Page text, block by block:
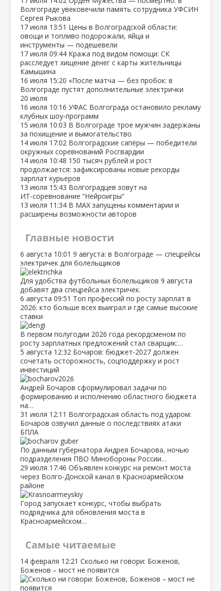
Волгограде увековечили память сотрудника УФСИН
Сергея Рыкова
17 июля 13:51 Цены в Волгоградской области:
овощи и топливо подорожали, яйца и
инструменты — подешевели
17 июля 09:44 Кража под видом помощи: СК
расследует хищение денег с карты жительницы
Камышина
16 июля 15:20 «После матча — без пробок: в
Волгограде пустят дополнительные электрички
20 июля
16 июля 10:16 УФАС Волгограда остановило рекламу
клубных шоу‑программ
15 июля 10:03 В Волгограде трое мужчин задержаны
за похищение и вымогательство
14 июля 17:02 Волгоградские сапёры — победители
окружных соревнований Росгвардии
14 июля 10:48 150 тысяч рублей и рост
продолжается: зафиксированы новые рекорды
зарплат курьеров
13 июля 15:43 Волгоградцев зовут на
ИТ‑соревнование “Нейроигры”
13 июля 11:34 В МАХ запущены комментарии и
расширены возможности авторов
Главные новости
6 августа 10:01 9 августа: в Волгограде — спецрейсы
электричек для болельщиков
Для удобства футбольных болельщиков 9 августа
добавят два спецрейса электричек.
6 августа 09:51 Топ профессий по росту зарплат в
2026: кто больше всех выиграл и где самые высокие
ставки
В первом полугодии 2026 года рекордсменом по
росту зарплатных предложений стал сварщик:…
5 августа 12:32 Бочаров: бюджет‑2027 должен
сочетать осторожность, соцподдержку и рост
инвестиций
Андрей Бочаров сформулировал задачи по
формированию и исполнению областного бюджета
на…
31 июля 12:11 Волгоградская область под ударом:
Бочаров озвучил данные о последствиях атаки
БПЛА
По данным губернатора Андрея Бочарова, ночью
подразделения ПВО Минобороны России…
29 июля 17:46 Объявлен конкурс на ремонт моста
через Волго‑Донской канал в Красноармейском
районе
Город запускает конкурс, чтобы выбрать
подрядчика для обновления моста в
Красноармейском…
Самые читаемые
14 февраля 12:21 Сколько ни говори: Боженов,
Боженов – мост не появится